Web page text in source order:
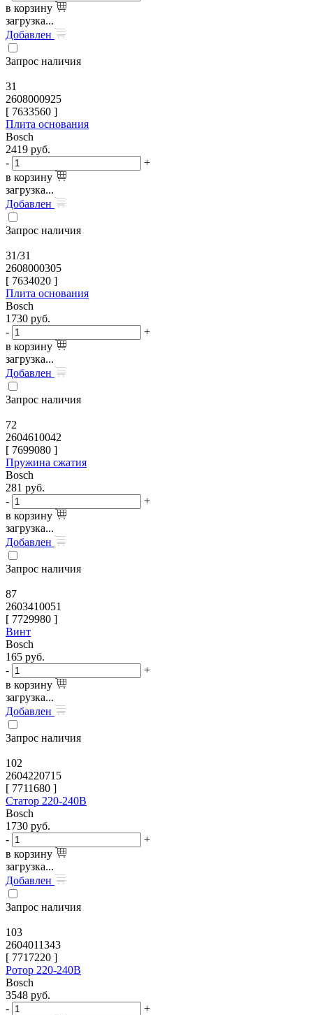
в корзину
загрузка...
Добавлен
Запрос наличия
31
2608000925
[ 7633560 ]
Плита основания
Bosch
2419 руб.
-
+
в корзину
загрузка...
Добавлен
Запрос наличия
31/31
2608000305
[ 7634020 ]
Плита основания
Bosch
1730 руб.
-
+
в корзину
загрузка...
Добавлен
Запрос наличия
72
2604610042
[ 7699080 ]
Пружина сжатия
Bosch
281 руб.
-
+
в корзину
загрузка...
Добавлен
Запрос наличия
87
2603410051
[ 7729980 ]
Винт
Bosch
165 руб.
-
+
в корзину
загрузка...
Добавлен
Запрос наличия
102
2604220715
[ 7711680 ]
Статор 220-240В
Bosch
1730 руб.
-
+
в корзину
загрузка...
Добавлен
Запрос наличия
103
2604011343
[ 7717220 ]
Ротор 220-240В
Bosch
3548 руб.
-
+